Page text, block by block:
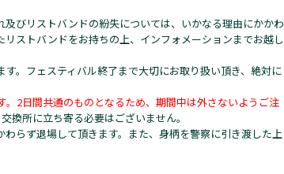
びリストバンドの紛失については、いかなる理由にかかわ
ストバンドをお持ちの上、インフォメーションまでお越し
。フェスティバル終了まで大切にお取り扱い頂き、絶対に
2日間共通のものとなるため、期間中は外さないようご注
換所に立ち寄る必要はございません。
らず退場して頂きます。また、身柄を警察に引き渡した上